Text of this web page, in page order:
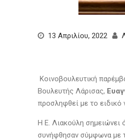
13 Απριλίου, 2022
Κοινοβουλευτική
Βουλευτής Λάρισας,
προσληφθεί με το ειδικό
Η Ε. Λιακούλη σημειώνει
συνήφθησαν σύμφωνα με